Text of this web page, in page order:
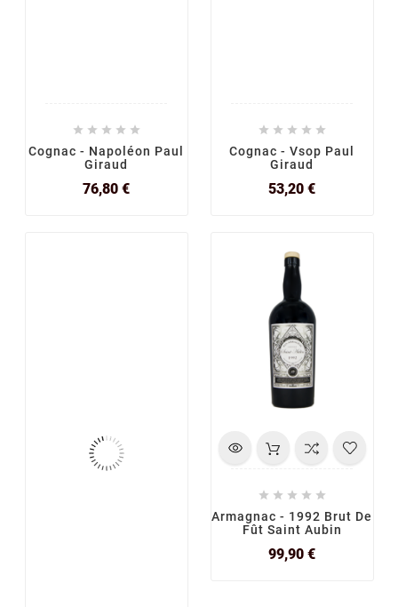
    
Cognac - Napoléon Paul
Giraud
76,80 €Prix
    
Cognac - Vsop Paul
Giraud
53,20 €Prix
    
Armagnac - 1992 Brut De
Fût Saint Aubin
99,90 €Prix